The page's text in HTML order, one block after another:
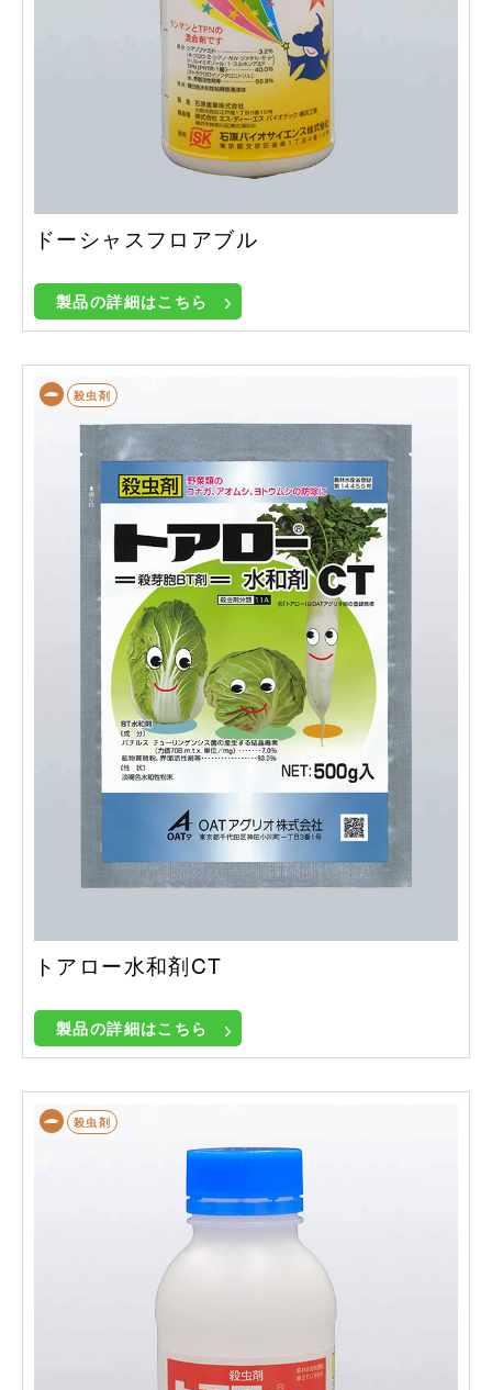
ドーシャスフロアブル
製品の詳細はこちら
殺虫剤
トアロー水和剤CT
製品の詳細はこちら
殺虫剤